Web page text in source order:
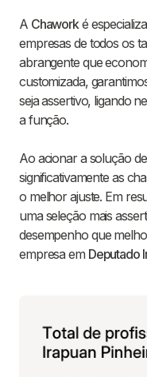
A Chaworké
empresas de todos os
abrangente que
customizada,
seja assertivo, ligando
a função.
Ao acionar a solução
significativamente as
o melhor ajuste. Em
uma seleção mais
desempenho que
empresa em Deputado